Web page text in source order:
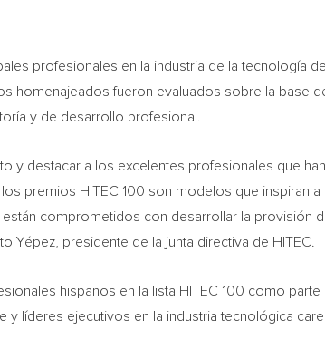
profesionales en la industria de la tecnología
homenajeados fueron evaluados sobre la base
y de desarrollo profesional.
y destacar a los excelentes profesionales que
premios HITEC 100 son modelos que inspiran
están comprometidos con desarrollar la provisión
Yépez, presidente de la junta directiva de HITEC.
hispanos en la lista HITEC 100 como
y líderes ejecutivos en la industria tecnológica